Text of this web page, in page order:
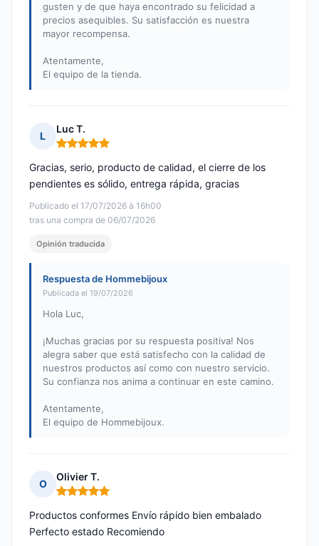
gusten y de que haya encontrado su felicidad a
precios asequibles. Su satisfacción es nuestra
mayor recompensa.
Atentamente,
El equipo de la tienda.
L
Luc T.
Nota: 5 de 5
Publicado el 17/07/2026 à 16h00
tras una compra de 06/07/2026
Gracias, serio, producto de calidad, el cierre de los
pendientes es sólido, entrega rápida, gracias
Opinión traducida
Respuesta de Hommebijoux
Publicada el 19/07/2026
Hola Luc,
¡Muchas gracias por su respuesta positiva! Nos
alegra saber que está satisfecho con la calidad de
nuestros productos así como con nuestro servicio.
Su confianza nos anima a continuar en este camino.
Atentamente,
El equipo de Hommebijoux.
O
Olivier T.
Nota: 5 de 5
Productos conformes Envío rápido bien embalado
Perfecto estado Recomiendo